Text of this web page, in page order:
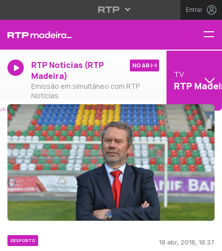
Entrar
RTP Notícias (RTP
Madeira)
Emissão em simultâneo com RTP
Notícias
NO AR
TV
RTP
DESPORTO 18 abr, 2018, 18:37